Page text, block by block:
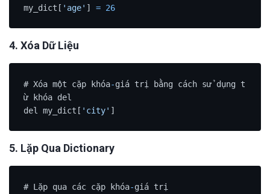
my_dict[ 'age' ] = 26
4. Xóa Dữ Liệu
# Xóa một cặp khóa-giá trị bằng cách sử dụng t
ừ khóa del
del my_dict[ 'city' ]
5. Lặp Qua Dictionary
# Lặp qua các cặp khóa-